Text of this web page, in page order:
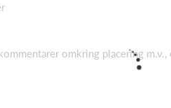
omkring placering